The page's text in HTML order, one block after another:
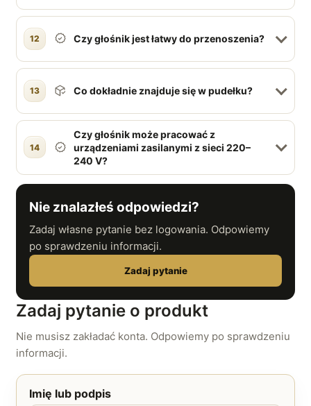
12 Czy głośnik jest łatwy do przenoszenia?
13 Co dokładnie znajduje się w pudełku?
14
Czy głośnik może pracować z
urządzeniami zasilanymi z sieci 220–
240 V?
Nie znalazłeś odpowiedzi?
Zadaj własne pytanie bez logowania. Odpowiemy
po sprawdzeniu informacji.
Zadaj pytanie
Zadaj pytanie o produkt
Nie musisz zakładać konta. Odpowiemy po sprawdzeniu
informacji.
Imię lub podpis